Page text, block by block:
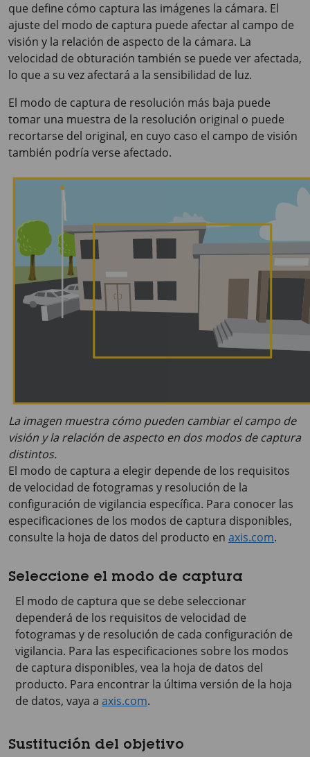
que define cómo captura las imágenes la cámara. El
ajuste del modo de captura puede afectar al campo de
visión y la relación de aspecto de la cámara. La
velocidad de obturación también se puede ver afectada,
lo que a su vez afectará a la sensibilidad de luz.
El modo de captura de resolución más baja puede
tomar una muestra de la resolución original o puede
recortarse del original, en cuyo caso el campo de visión
también podría verse afectado.
La imagen muestra cómo pueden cambiar el campo de
visión y la relación de aspecto en dos modos de captura
distintos.
El modo de captura a elegir depende de los requisitos
de velocidad de fotogramas y resolución de la
configuración de vigilancia específica. Para conocer las
especificaciones de los modos de captura disponibles,
consulte la hoja de datos del producto en axis.com.
Seleccione el modo de captura
El modo de captura que se debe seleccionar
dependerá de los requisitos de velocidad de
fotogramas y de resolución de cada configuración de
vigilancia. Para las especificaciones sobre los modos
de captura disponibles, vea la hoja de datos del
producto. Para encontrar la última versión de la hoja
de datos, vaya a axis.com.
Sustitución del objetivo